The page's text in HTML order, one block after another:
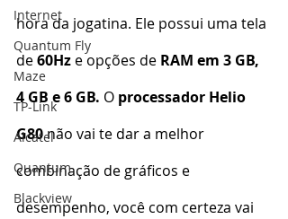
Internet
Quantum Fly
Maze
TP-Link
Alcatel
Quantum
Blackview
hora da jogatina. Ele possui uma tela
de 60Hz e opções de RAM em 3 GB,
4 GB e 6 GB. O processador Helio
G80 não vai te dar a melhor
combinação de gráficos e
desempenho, você com certeza vai